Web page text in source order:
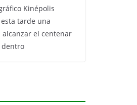
Kinépolis
tarde una
el centenar
dentro